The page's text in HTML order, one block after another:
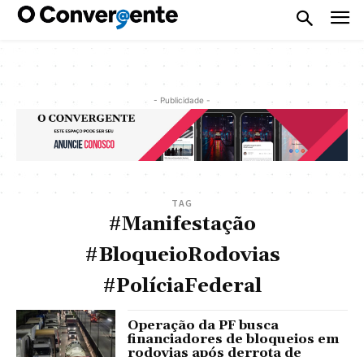
- Publicidade -
TAG
#Manifestação
#BloqueioRodovias
#PolíciaFederal
Operação da PF busca
financiadores de bloqueios em
rodovias após derrota de